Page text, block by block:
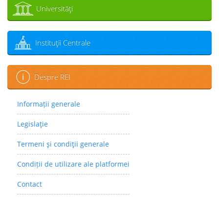
Universităţi
Instituţii Centrale
Despre REI
Informații generale
Legislaţie
Termeni şi condiţii generale
Condiții de utilizare ale platformei
Contact